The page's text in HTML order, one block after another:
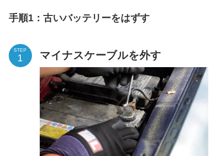
手順1：古いバッテリーをはずす
STEP マイナスケーブルを外す